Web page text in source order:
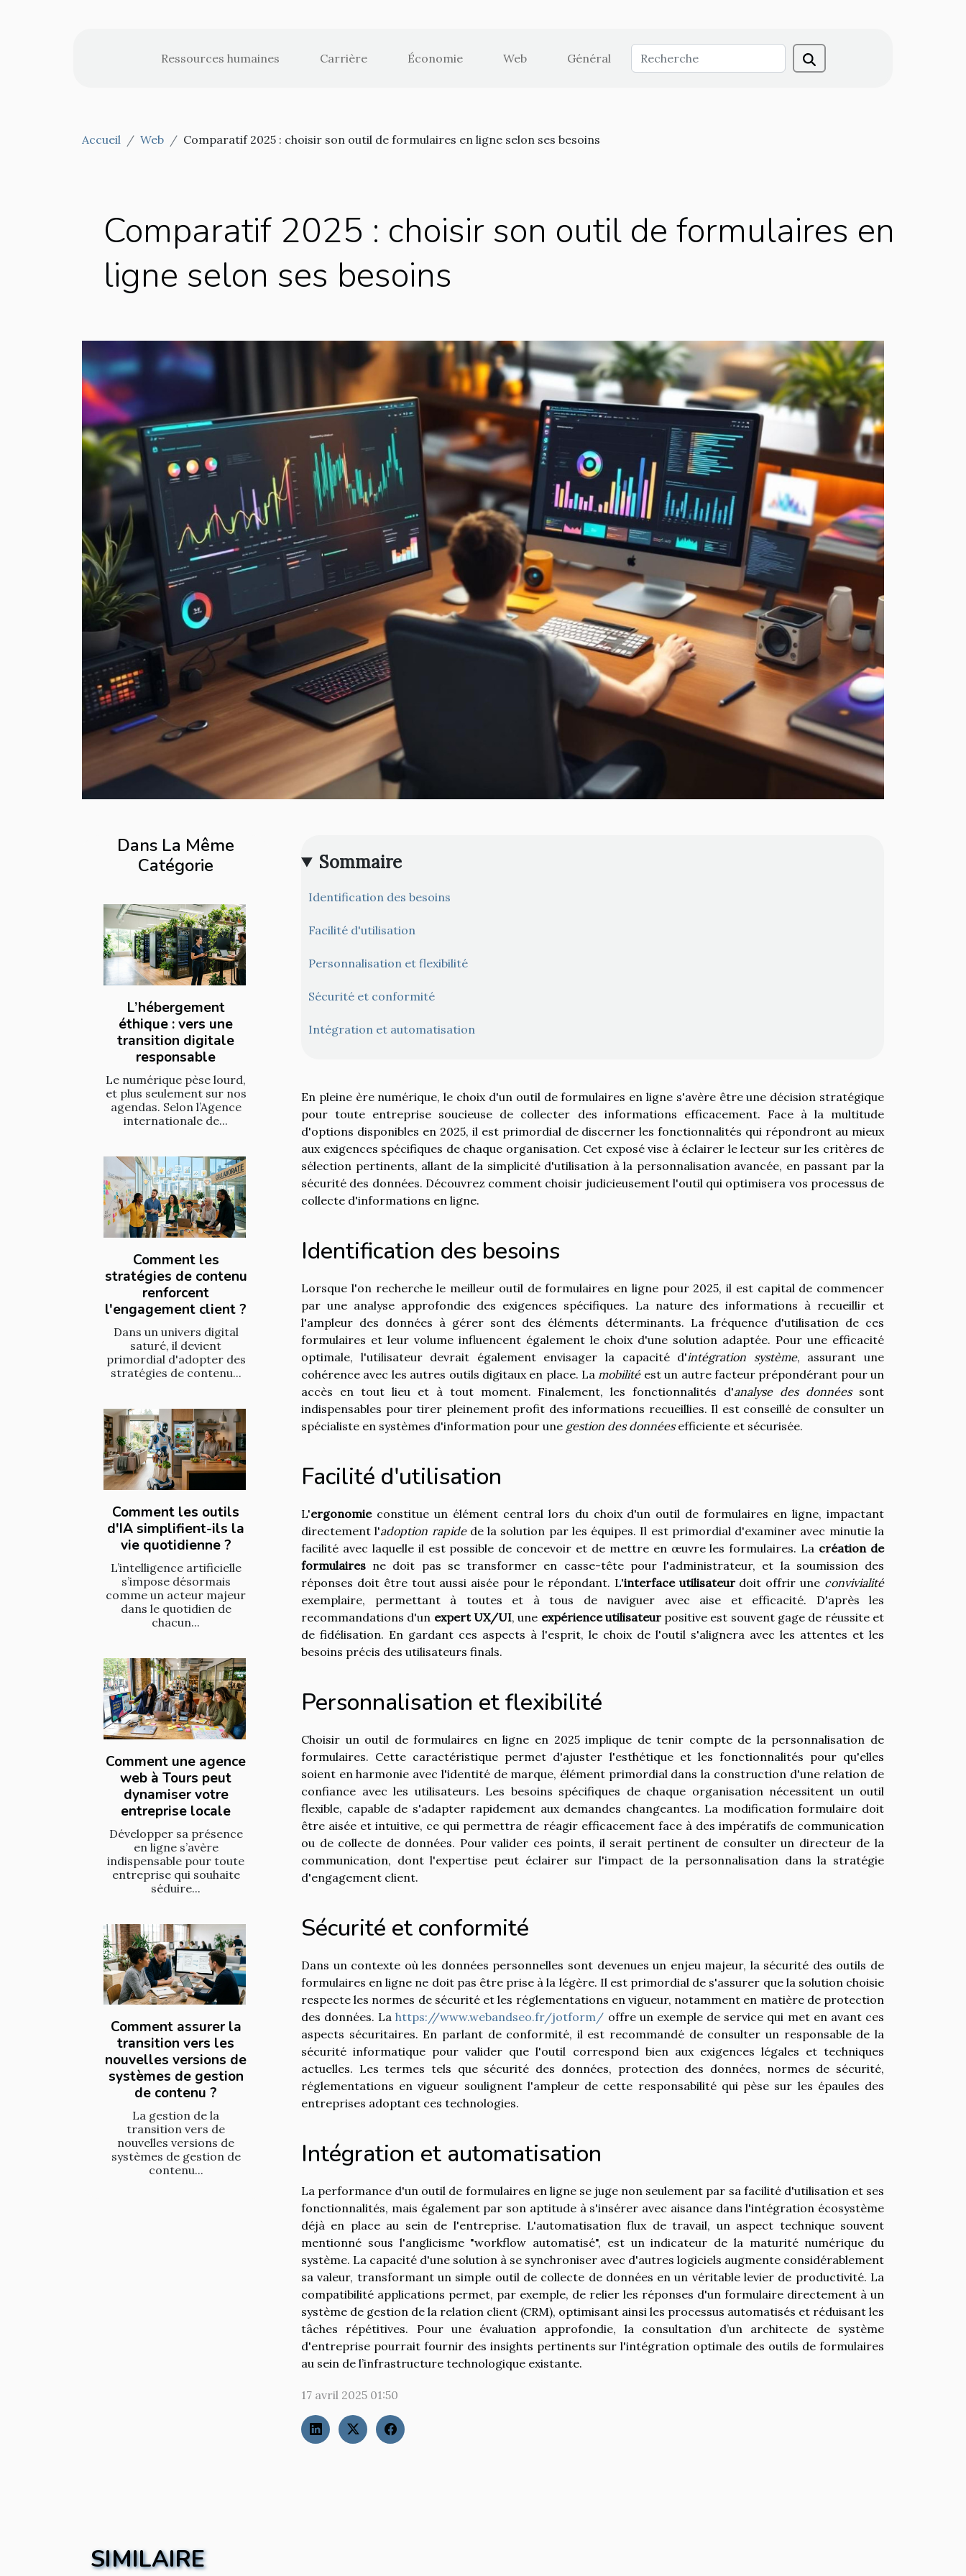
Ressources humaines Carrière Économie Web Général
Accueil Web Comparatif 2025 : choisir son outil de formulaires en ligne selon ses besoins
Comparatif 2025 : choisir son outil de formulaires en
ligne selon ses besoins
Dans La Même
Catégorie
L’hébergement
éthique : vers une
transition digitale
responsable
Le numérique pèse lourd,
et plus seulement sur nos
agendas. Selon l’Agence
internationale de...
Comment les
stratégies de contenu
renforcent
l'engagement client ?
Dans un univers digital
saturé, il devient
primordial d'adopter des
stratégies de contenu...
Comment les outils
d'IA simplifient-ils la
vie quotidienne ?
L’intelligence artificielle
s’impose désormais
comme un acteur majeur
dans le quotidien de
chacun...
Comment une agence
web à Tours peut
dynamiser votre
entreprise locale
Développer sa présence
en ligne s’avère
indispensable pour toute
entreprise qui souhaite
séduire...
Comment assurer la
transition vers les
nouvelles versions de
systèmes de gestion
de contenu ?
La gestion de la
transition vers de
nouvelles versions de
systèmes de gestion de
contenu...
Sommaire
Identification des besoins
Facilité d'utilisation
Personnalisation et flexibilité
Sécurité et conformité
Intégration et automatisation
En pleine ère numérique, le choix d'un outil de formulaires en ligne s'avère être une décision stratégique
pour toute entreprise soucieuse de collecter des informations efficacement. Face à la multitude
d'options disponibles en 2025, il est primordial de discerner les fonctionnalités qui répondront au mieux
aux exigences spécifiques de chaque organisation. Cet exposé vise à éclairer le lecteur sur les critères de
sélection pertinents, allant de la simplicité d'utilisation à la personnalisation avancée, en passant par la
sécurité des données. Découvrez comment choisir judicieusement l'outil qui optimisera vos processus de
collecte d'informations en ligne.
Identification des besoins
Lorsque l'on recherche le meilleur outil de formulaires en ligne pour 2025, il est capital de commencer
par une analyse approfondie des exigences spécifiques. La nature des informations à recueillir et
l'ampleur des données à gérer sont des éléments déterminants. La fréquence d'utilisation de ces
formulaires et leur volume influencent également le choix d'une solution adaptée. Pour une efficacité
optimale, l'utilisateur devrait également envisager la capacité d'intégration système, assurant une
cohérence avec les autres outils digitaux en place. La mobilitéest un autre facteur prépondérant pour un
accès en tout lieu et à tout moment. Finalement, les fonctionnalités d'analyse des donnéessont
indispensables pour tirer pleinement profit des informations recueillies. Il est conseillé de consulter un
spécialiste en systèmes d'information pour une gestion des donnéesefficiente et sécurisée.
Facilité d'utilisation
L'ergonomieconstitue un élément central lors du choix d'un outil de formulaires en ligne, impactant
directement l'adoption rapidede la solution par les équipes. Il est primordial d'examiner avec minutie la
facilité avec laquelle il est possible de concevoir et de mettre en œuvre les formulaires. La création de
formulaires ne doit pas se transformer en casse-tête pour l'administrateur, et la soumission des
réponses doit être tout aussi aisée pour le répondant. L'interface utilisateurdoit offrir une convivialité
exemplaire, permettant à toutes et à tous de naviguer avec aise et efficacité. D'après les
recommandations d'un expert UX/UI, une expérience utilisateurpositive est souvent gage de réussite et
de fidélisation. En gardant ces aspects à l'esprit, le choix de l'outil s'alignera avec les attentes et les
besoins précis des utilisateurs finals.
Personnalisation et flexibilité
Choisir un outil de formulaires en ligne en 2025 implique de tenir compte de la personnalisation de
formulaires. Cette caractéristique permet d'ajuster l'esthétique et les fonctionnalités pour qu'elles
soient en harmonie avec l'identité de marque, élément primordial dans la construction d'une relation de
confiance avec les utilisateurs. Les besoins spécifiques de chaque organisation nécessitent un outil
flexible, capable de s'adapter rapidement aux demandes changeantes. La modification formulaire doit
être aisée et intuitive, ce qui permettra de réagir efficacement face à des impératifs de communication
ou de collecte de données. Pour valider ces points, il serait pertinent de consulter un directeur de la
communication, dont l'expertise peut éclairer sur l'impact de la personnalisation dans la stratégie
d'engagement client.
Sécurité et conformité
Dans un contexte où les données personnelles sont devenues un enjeu majeur, la sécurité des outils de
formulaires en ligne ne doit pas être prise à la légère. Il est primordial de s'assurer que la solution choisie
respecte les normes de sécurité et les réglementations en vigueur, notamment en matière de protection
des données. Lahttps://www.webandseo.fr/jotform/ offre un exemple de service qui met en avant ces
aspects sécuritaires. En parlant de conformité, il est recommandé de consulter un responsable de la
sécurité informatique pour valider que l'outil correspond bien aux exigences légales et techniques
actuelles. Les termes tels que sécurité des données, protection des données, normes de sécurité,
réglementations en vigueur soulignent l'ampleur de cette responsabilité qui pèse sur les épaules des
entreprises adoptant ces technologies.
Intégration et automatisation
La performance d'un outil de formulaires en ligne se juge non seulement par sa facilité d'utilisation et ses
fonctionnalités, mais également par son aptitude à s'insérer avec aisance dans l'intégration écosystème
déjà en place au sein de l'entreprise. L'automatisation flux de travail, un aspect technique souvent
mentionné sous l'anglicisme "workflow automatisé", est un indicateur de la maturité numérique du
système. La capacité d'une solution à se synchroniser avec d'autres logiciels augmente considérablement
sa valeur, transformant un simple outil de collecte de données en un véritable levier de productivité. La
compatibilité applications permet, par exemple, de relier les réponses d'un formulaire directement à un
système de gestion de la relation client (CRM), optimisant ainsi les processus automatisés et réduisant les
tâches répétitives. Pour une évaluation approfondie, la consultation d’un architecte de système
d'entreprise pourrait fournir des insights pertinents sur l'intégration optimale des outils de formulaires
au sein de l’infrastructure technologique existante.
17 avril 2025 01:50
SIMILAIRE